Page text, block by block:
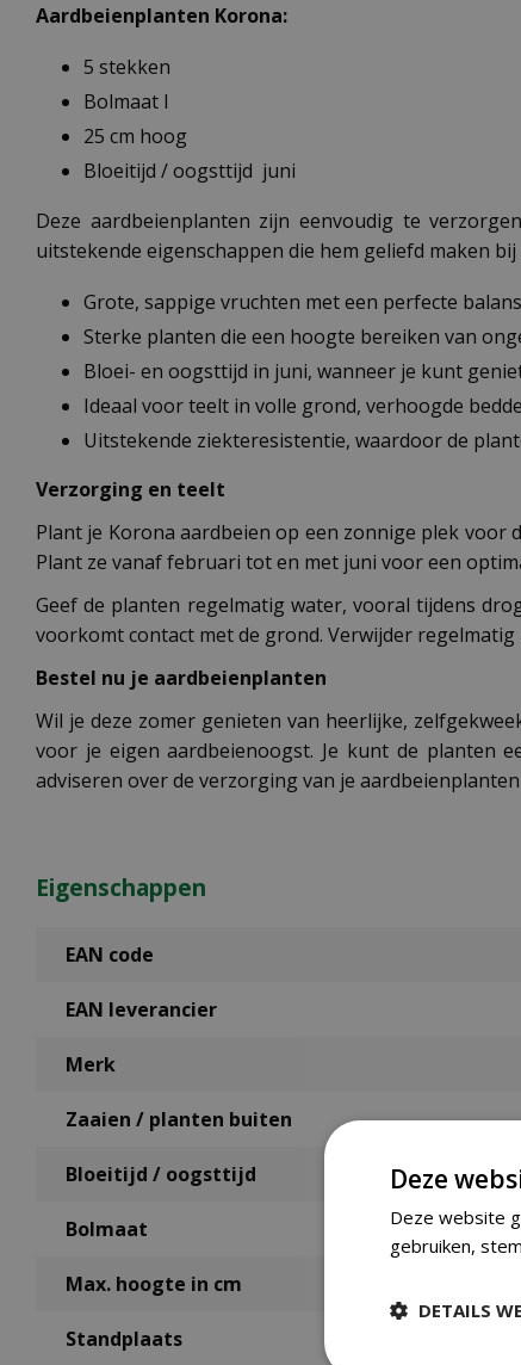
Aardbeienplanten Korona:
5 stekken
Bolmaat I
25 cm hoog
Bloeitijd / oogsttijd juni
Deze aardbeienplanten zijn eenvoudig te
uitstekende eigenschappen die hem geliefd maken
Grote, sappige vruchten met een perfecte
Sterke planten die een hoogte bereiken van
Bloei- en oogsttijd in juni, wanneer je kunt
Ideaal voor teelt in volle grond, verhoogde
Uitstekende ziekteresistentie, waardoor de
Verzorging en teelt
Plant je Korona aardbeien op een zonnige plek
Plant ze vanaf februari tot en met juni voor een
Geef de planten regelmatig water, vooral tijdens
voorkomt contact met de grond. Verwijder
Bestel nu je aardbeienplanten
Wil je deze zomer genieten van heerlijke,
voor je eigen aardbeienoogst. Je kunt de planten
adviseren over de verzorging van je
Eigenschappen
EAN code
EAN leverancier
Merk
Zaaien / planten buiten
Bloeitijd / oogsttijd
Bolmaat
Max. hoogte in cm
Standplaats
Deze
Deze website
gebruiken,
DETAILS